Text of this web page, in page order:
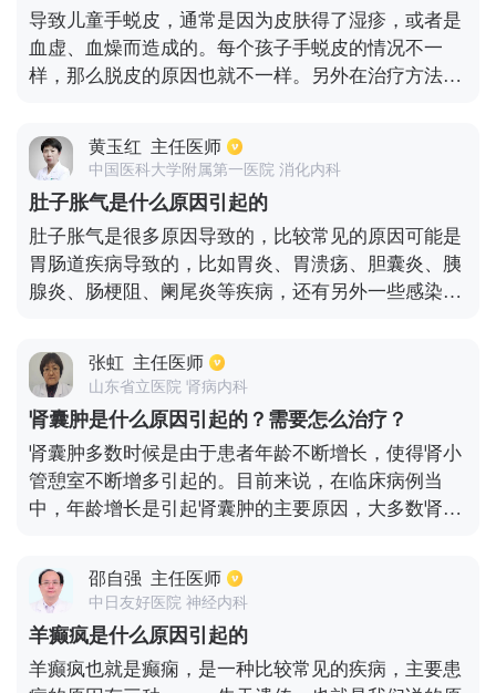
导致儿童手蜕皮，通常是因为皮肤得了湿疹，或者是
血虚、血燥而造成的。每个孩子手蜕皮的情况不一
样，那么脱皮的原因也就不一样。另外在治疗方法上
脱皮主要是双手表面会脱一层白皮，但是双手不会痒
痒，也不会发炎，这种状况在秋冬季也比较常见，一
旦到了这个季节，双手的脚趾头就容易剥落，通常这
种脱皮是不需要治疗，慢慢就会痊愈。在日常生活
中，孩子的双手不要接触刺激性的东西，比如肥皂和
洗手液等等。
黄玉红 主任医师
中国医科大学附属第一医院 消化内科
肚子胀气是什么原因引起的
肚子胀气是很多原因导致的，比较常见的原因可能是
胃肠道疾病导致的，比如胃炎、胃溃疡、胆囊炎、胰
腺炎、肠梗阻、阑尾炎等疾病，还有另外一些感染性
对于呼吸衰竭的患者也会吸入很多的气体导致的胀
气；所以出现肠胀气的情况，需要及时查找原因，积
极针对病因治疗。对于一些比较严重的疾病是需要药
物或者手术治疗的，比如胃溃疡、肠梗阻等。还有就
是消化不良，可以予以药物治疗，常见的有吗丁啉、
莫沙必利等。
张虹 主任医师
山东省立医院 肾病内科
肾囊肿是什么原因引起的？需要怎么治疗？
肾囊肿多数时候是由于患者年龄不断增长，使得肾小
管憩室不断增多引起的。目前来说，在临床病例当
中，年龄增长是引起肾囊肿的主要原因，大多数肾囊
存在由肾囊肿，如果并没有出现有明显的身体不适，
可以暂时不进行任何治疗。但是如果发现肾囊肿的直
径比较大，或者是某种已经对周围的组织或血管造成
有明显的压迫，就需要及时通过手术的方法进行治
邵自强 主任医师
中日友好医院 神经内科
羊癫疯是什么原因引起的
羊癫疯也就是癫痫，是一种比较常见的疾病，主要患